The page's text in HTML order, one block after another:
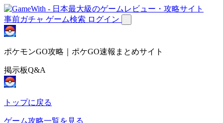
事前ガチャ ゲーム検索 ログイン
ポケモンGO攻略｜ポケGO速報まとめサイト
掲示板Q&A
トップに戻る
ゲーム攻略一覧を見る